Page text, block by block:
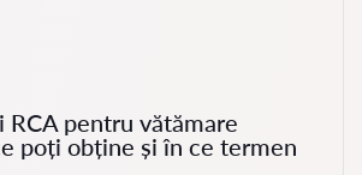
RCA pentru vătămare
poți obține și în ce termen